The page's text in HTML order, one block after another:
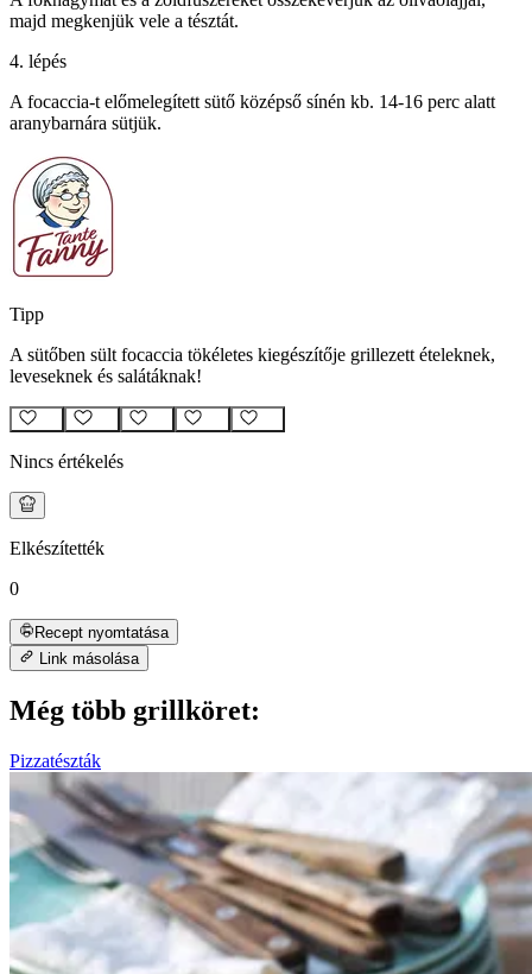
majd megkenjük vele a tésztát.
4. lépés
A focaccia-t előmelegített sütő középső sínén kb. 14-16 perc alatt
aranybarnára sütjük.
Tipp
A sütőben sült focaccia tökéletes kiegészítője grillezett ételeknek,
leveseknek és salátáknak!
Nincs értékelés
Elkészítették
0
Recept nyomtatása
Link másolása
Még több grillköret:
Pizzatészták